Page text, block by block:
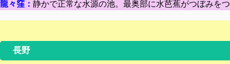
龍々窪： 静かで正常な水源の池。最奥部に水芭蕉がつぼみを
長野